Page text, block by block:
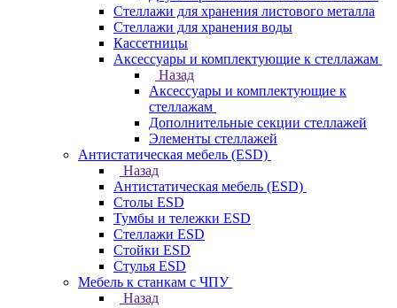
Стеллажи для хранения листового металла
Стеллажи для хранения воды
Кассетницы
Аксесcуары и комплектующие к стеллажам
Назад
Аксесcуары и комплектующие к
стеллажам
Дополнительные секции стеллажей
Элементы стеллажей
Антистатическая мебель (ESD)
Назад
Антистатическая мебель (ESD)
Столы ESD
Тумбы и тележки ESD
Стеллажи ESD
Стойки ESD
Стулья ESD
Мебель к станкам с ЧПУ
Назад